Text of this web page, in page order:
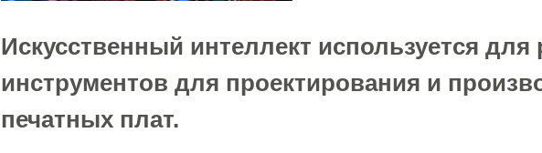
Искусственный интеллект используется для
инструментов для проектирования и
печатных плат.